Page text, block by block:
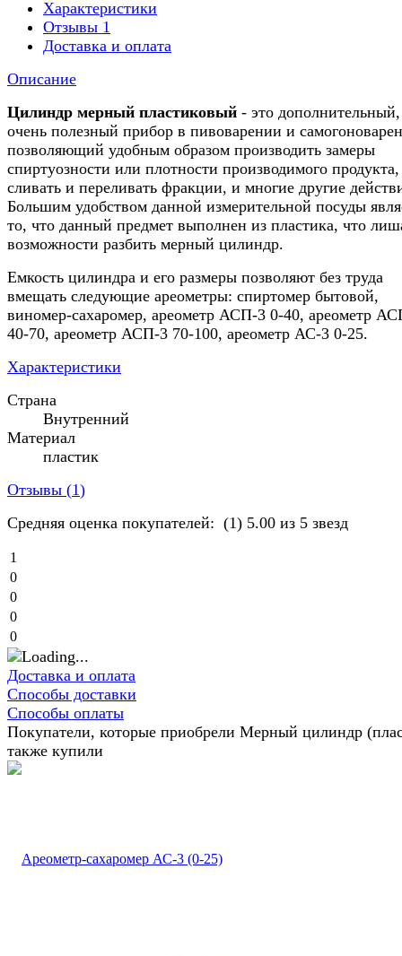
Характеристики
Отзывы 1
Доставка и оплата
Описание
Цилиндр мерный пластиковый - это
очень полезный прибор в пивоварении и
позволяющий удобным образом производить замеры
спиртуозности или плотности производимого продукта,
сливать и переливать фракции, и многие другие
Большим удобством данной измерительной посуды
то, что данный предмет выполнен из пластика, что
возможности разбить мерный цилиндр.
Емкость цилиндра и его размеры позволяют без труда
вмещать следующие ареометры: спиртомер бытовой,
виномер-сахаромер, ареометр АСП-3 0-40, ареометр
40-70, ареометр АСП-3 70-100, ареометр АС-3 0-25.
Характеристики
Страна
Внутренний
Материал
пластик
Отзывы (1)
Средняя оценка покупателей: (1) 5.00 из 5 звезд
1
0
0
0
0
Доставка и оплата
Способы доставки
Способы оплаты
Покупатели, которые приобрели Мерный цилиндр
также купили